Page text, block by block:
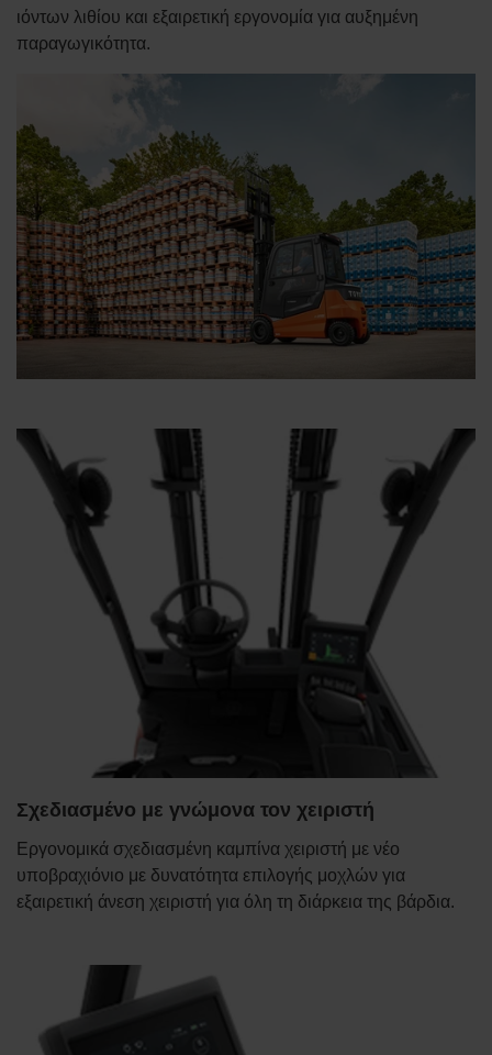
ιόντων λιθίου και εξαιρετική εργονομία για αυξημένη
παραγωγικότητα.
Σχεδιασμένο με γνώμονα τον χειριστή
Εργονομικά σχεδιασμένη καμπίνα χειριστή με νέο
υποβραχιόνιο με δυνατότητα επιλογής μοχλών για
εξαιρετική άνεση χειριστή για όλη τη διάρκεια της βάρδια.